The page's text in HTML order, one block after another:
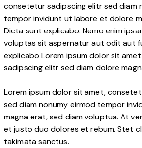
consetetur sadipscing elitr sed diam
tempor invidunt ut labore et dolore
Dicta sunt explicabo. Nemo enim
voluptas sit aspernatur aut odit aut
explicabo Lorem ipsum dolor sit
sadipscing elitr sed diam dolore
Lorem ipsum dolor sit amet,
sed diam nonumy eirmod tempor
magna erat, sed diam voluptua. At
et justo duo dolores et rebum. Stet
takimata sanctus.